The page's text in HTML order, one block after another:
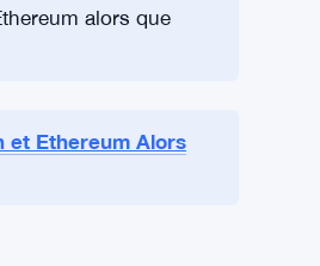
faire sortir les mains
Je ne suis pas
plus claires ou